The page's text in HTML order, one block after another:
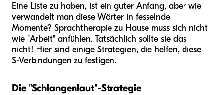
Eine Liste zu haben, ist ein guter Anfang, aber wie
verwandelt man diese Wörter in fesselnde
Momente? Sprachtherapie zu Hause muss sich nicht
wie "Arbeit" anfühlen. Tatsächlich sollte sie das
nicht! Hier sind einige Strategien, die helfen, diese
S-Verbindungen zu festigen.
Die "Schlangenlaut"-Strategie